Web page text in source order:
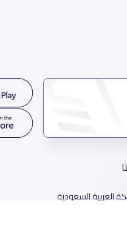
العربية السعودية